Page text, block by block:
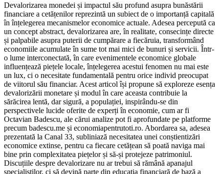
Devalorizarea monedei și impactul său profund asupra bunăstării
financiare a cetățenilor reprezintă un subiect de o importanță capitală
în înțelegerea mecanismelor economice actuale. Adesea percepută ca
un concept abstract, devalorizarea are, în realitate, consecințe directe
și palpabile asupra puterii de cumpărare a fiecăruia, transformând
economiile acumulate în sume tot mai mici de bunuri și servicii. Într-
o lume interconectată, în care evenimentele economice globale
influențează piețele locale, înțelegerea acestui fenomen nu mai este
un lux, ci o necesitate fundamentală pentru orice individ preocupat
de viitorul său financiar. Acest articol își propune să exploreze esența
devalorizării monetare și modul în care aceasta contribuie la
sărăcirea lentă, dar sigură, a populației, inspirându-se din
perspectivele lucide oferite de experți în economie, cum ar fi
Octavian Badescu, ale cărui analize pot fi aprofundate pe platforme
precum badescu.me și economiapentrutoti.ro. Abordarea sa, adesea
prezentată la Canal 33, subliniază necesitatea unei conștientizări
economice extinse, pentru ca fiecare cetățean să poată naviga mai
bine prin complexitatea piețelor și să-și protejeze patrimoniul.
Discuțiile despre devalorizare nu ar trebui să rămână apanajul
specialiștilor, ci să devină parte din educația financiară de bază a